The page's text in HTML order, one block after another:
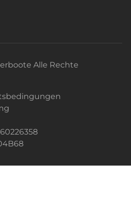
Alle Rechte